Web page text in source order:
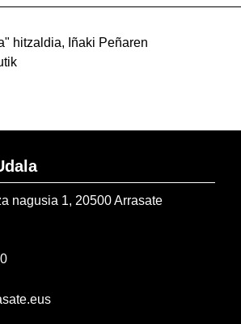
hitzaldia, Iñaki Peñaren
nagusia 1, 20500 Arrasate